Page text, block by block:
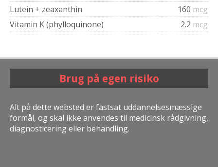
Lutein + zeaxanthin
160 mcg
Vitamin K (phylloquinone)
2.2 mcg
Brug på egen risiko
Alt på dette websted er fastsat uddannelsesmæssige
formål, og skal ikke anvendes til medicinsk rådgivning,
diagnosticering eller behandling.